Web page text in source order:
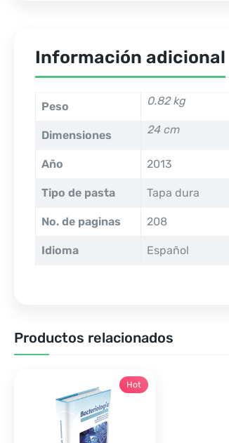
Información adicional
Peso 0.82 kg
Dimensiones 24 cm
Año 2013
Tipo de pasta Tapa dura
No. de paginas 208
Idioma Español
Productos relacionados
Hot